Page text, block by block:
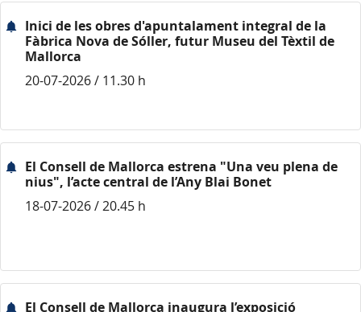
Inici de les obres d'apuntalament integral de la
Fàbrica Nova de Sóller, futur Museu del Tèxtil de
Mallorca
20-07-2026 / 11.30 h
El Consell de Mallorca estrena "Una veu plena de
nius", l’acte central de l’Any Blai Bonet
18-07-2026 / 20.45 h
El Consell de Mallorca inaugura l’exposició